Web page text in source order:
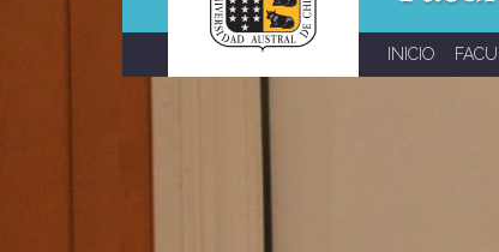
INICIO